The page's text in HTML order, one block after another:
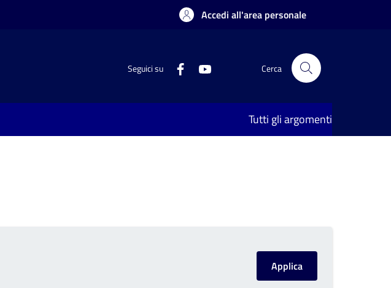
Accedi all'area personale
Seguici su Cerca
Tutti gli argomenti